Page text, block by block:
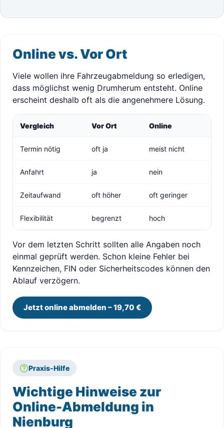
Online vs. Vor Ort
Viele wollen ihre Fahrzeugabmeldung so erledigen,
dass möglichst wenig Drumherum entsteht. Online
erscheint deshalb oft als die angenehmere Lösung.
Vergleich Vor Ort Online
Termin nötig oft ja meist nicht
Anfahrt ja nein
Zeitaufwand oft höher oft geringer
Flexibilität begrenzt hoch
Vor dem letzten Schritt sollten alle Angaben noch
einmal geprüft werden. Schon kleine Fehler bei
Kennzeichen, FIN oder Sicherheitscodes können den
Ablauf verzögern.
Jetzt online abmelden – 19,70 €
Praxis-Hilfe
Wichtige Hinweise zur
Online-Abmeldung in
Nienburg